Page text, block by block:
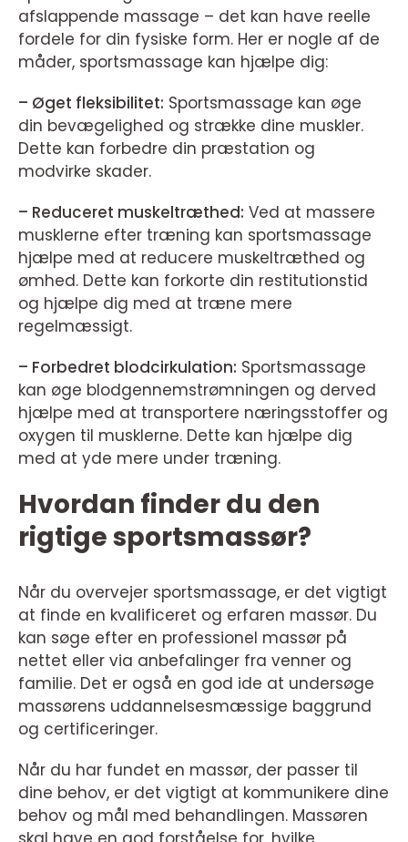
afslappende massage – det kan have reelle
fordele for din fysiske form. Her er nogle af de
måder, sportsmassage kan hjælpe dig:
– Øget fleksibilitet: Sportsmassage kan øge
din bevægelighed og strække dine muskler.
Dette kan forbedre din præstation og
modvirke skader.
– Reduceret muskeltræthed: Ved at massere
musklerne efter træning kan sportsmassage
hjælpe med at reducere muskeltræthed og
ømhed. Dette kan forkorte din restitutionstid
og hjælpe dig med at træne mere
regelmæssigt.
– Forbedret blodcirkulation: Sportsmassage
kan øge blodgennemstrømningen og derved
hjælpe med at transportere næringsstoffer og
oxygen til musklerne. Dette kan hjælpe dig
med at yde mere under træning.
Hvordan finder du den
rigtige sportsmassør?
Når du overvejer sportsmassage, er det vigtigt
at finde en kvalificeret og erfaren massør. Du
kan søge efter en professionel massør på
nettet eller via anbefalinger fra venner og
familie. Det er også en god ide at undersøge
massørens uddannelsesmæssige baggrund
og certificeringer.
Når du har fundet en massør, der passer til
dine behov, er det vigtigt at kommunikere dine
behov og mål med behandlingen. Massøren